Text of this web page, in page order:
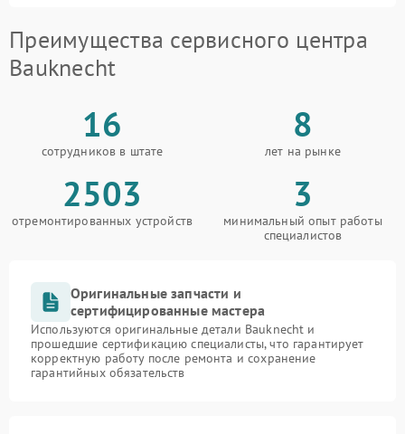
Преимущества сервисного центра
Bauknecht
16
сотрудников в штате
8
лет на рынке
2503
отремонтированных устройств
3
минимальный опыт работы
специалистов
Оригинальные запчасти и
сертифицированные мастера
Используются оригинальные детали Bauknecht и
прошедшие сертификацию специалисты, что гарантирует
корректную работу после ремонта и сохранение
гарантийных обязательств